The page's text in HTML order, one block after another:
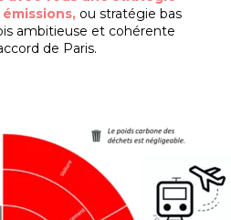
ou stratégie bas
ambitieuse et cohérente
de Paris.